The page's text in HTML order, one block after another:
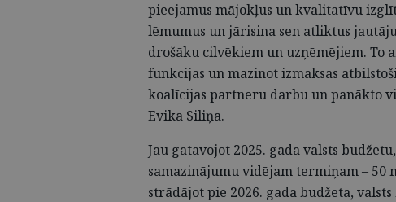
pieejamus mājokļus un kvalitatīvu
lēmumus un jārisina sen atliktus
drošāku cilvēkiem un uzņēmējiem.
funkcijas un mazinot izmaksas
koalīcijas partneru darbu un panākto
Evika Siliņa.
Jau gatavojot 2025. gada valsts
samazinājumu vidējam termiņam –
strādājot pie 2026. gada budžeta,